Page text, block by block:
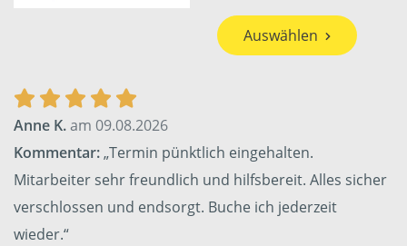
Auswählen
Anne K.am 09.08.2026
Kommentar:„Termin pünktlich eingehalten.
Mitarbeiter sehr freundlich und hilfsbereit. Alles sicher
verschlossen und endsorgt. Buche ich jederzeit
wieder.“